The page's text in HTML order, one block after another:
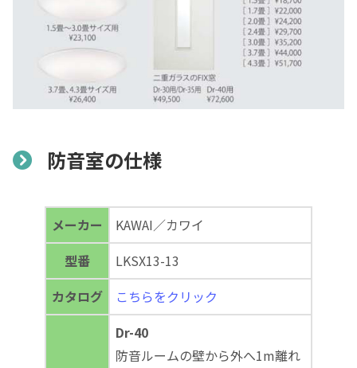
防音室の仕様
メーカー
KAWAI／カワイ
型番
LKSX13-13
カタログ
こちらをクリック
Dr-40
防音ルームの壁から外へ1m離れ